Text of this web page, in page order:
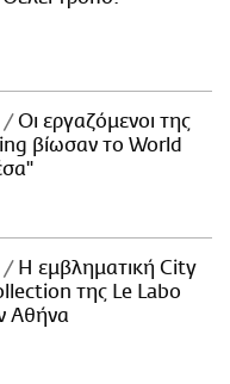
Οι εργαζόμενοι της
βίωσαν το World
Η εμβληματική City
της Le Labo
Αθήνα